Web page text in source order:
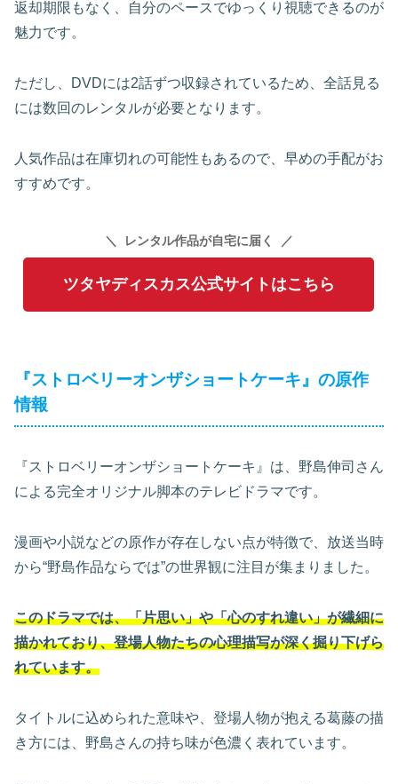
返却期限もなく、自分のペースでゆっくり視聴できるのが
魅力です。
ただし、DVDには2話ずつ収録されているため、全話見る
には数回のレンタルが必要となります。
人気作品は在庫切れの可能性もあるので、早めの手配がお
すすめです。
レンタル作品が自宅に届く
ツタヤディスカス公式サイトはこちら
『ストロベリーオンザショートケーキ』の原作
情報
『ストロベリーオンザショートケーキ』は、野島伸司さん
による完全オリジナル脚本のテレビドラマです。
漫画や小説などの原作が存在しない点が特徴で、放送当時
から“野島作品ならでは”の世界観に注目が集まりました。
このドラマでは、「片思い」や「心のすれ違い」が繊細に
描かれており、登場人物たちの心理描写が深く掘り下げら
れています。
タイトルに込められた意味や、登場人物が抱える葛藤の描
き方には、野島さんの持ち味が色濃く表れています。